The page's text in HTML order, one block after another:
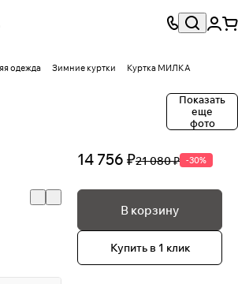
одежда Зимние куртки Куртка МИЛКА
Показать
еще
фото
14 756 ₽21 080 ₽ -30%
В корзину
Купить в 1 клик